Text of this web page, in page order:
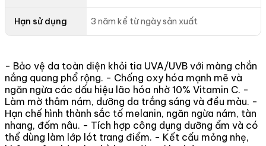
Hạn sử dụng 3 năm kể từ ngày sản xuất
- Bảo vệ da toàn diện khỏi tia UVA/UVB với màng chắn
nắng quang phổ rộng. - Chống oxy hóa mạnh mẽ và
ngăn ngừa các dấu hiệu lão hóa nhờ 10% Vitamin C. -
Làm mờ thâm nám, dưỡng da trắng sáng và đều màu. -
Hạn chế hình thành sắc tố melanin, ngăn ngừa nám, tàn
nhang, đốm nâu. - Tích hợp công dụng dưỡng ẩm và có
thể dùng làm lớp lót trang điểm. - Kết cấu mỏng nhẹ,